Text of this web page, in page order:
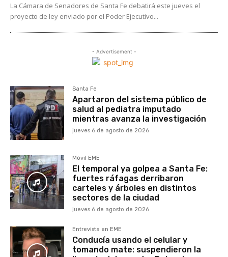
La Cámara de Senadores de Santa Fe debatirá este jueves el
proyecto de ley enviado por el Poder Ejecutivo...
- Advertisement -
Santa Fe
Apartaron del sistema público de
salud al pediatra imputado
mientras avanza la investigación
jueves 6 de agosto de 2026
Móvil EME
El temporal ya golpea a Santa Fe:
fuertes ráfagas derribaron
carteles y árboles en distintos
sectores de la ciudad
jueves 6 de agosto de 2026
Entrevista en EME
Conducía usando el celular y
tomando mate: suspendieron la